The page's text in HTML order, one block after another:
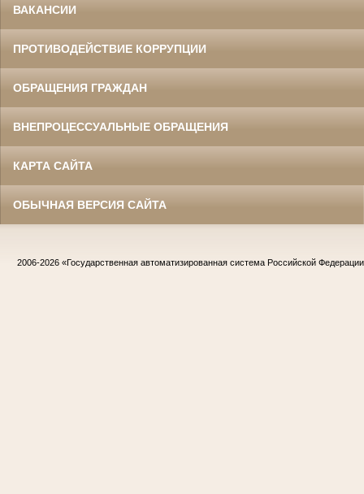
ВАКАНСИИ
ПРОТИВОДЕЙСТВИЕ КОРРУПЦИИ
ОБРАЩЕНИЯ ГРАЖДАН
ВНЕПРОЦЕССУАЛЬНЫЕ ОБРАЩЕНИЯ
КАРТА САЙТА
ОБЫЧНАЯ ВЕРСИЯ САЙТА
2006-2026 «Государственная автоматизированная система Российской